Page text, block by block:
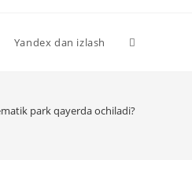
Yandex dan izlash
park qayerda ochiladi?